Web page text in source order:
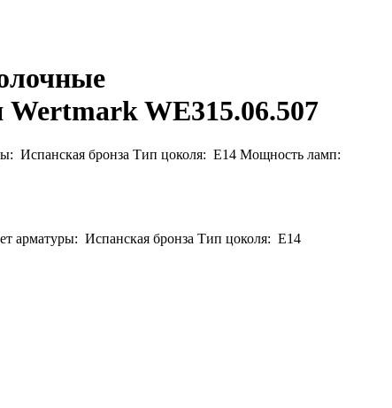
WE315.06.507
Испанская бронза Тип цоколя: E14 Мощность ламп:
арматуры: Испанская бронза Тип цоколя: E14